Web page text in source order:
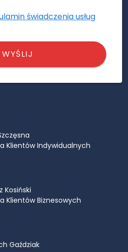
świadczenia usług
WYŚLIJ
Klientów Indywidualnych
Kosiński
Klientów Biznesowych
Gaździak